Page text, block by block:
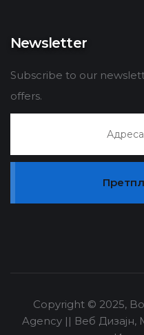
Newsletter
Subscribe to our
offers.
Copyright © 2025,
Agency || Веб